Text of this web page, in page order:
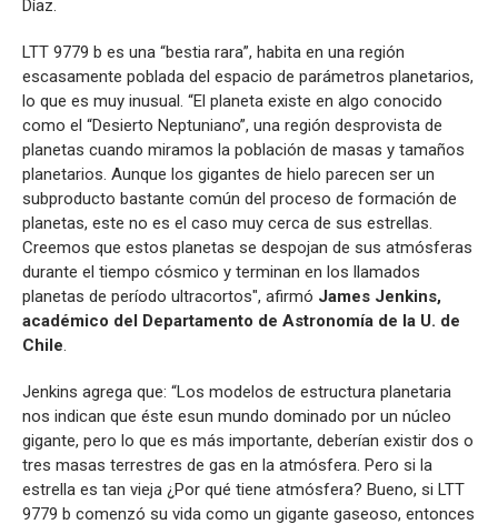
Díaz.
LTT 9779 b es una “bestia rara”, habita en una región
escasamente poblada del espacio de parámetros planetarios,
lo que es muy inusual. “El planeta existe en algo conocido
como el “Desierto Neptuniano”, una región desprovista de
planetas cuando miramos la población de masas y tamaños
planetarios. Aunque los gigantes de hielo parecen ser un
subproducto bastante común del proceso de formación de
planetas, este no es el caso muy cerca de sus estrellas.
Creemos que estos planetas se despojan de sus atmósferas
durante el tiempo cósmico y terminan en los llamados
planetas de período ultracortos", afirmó James Jenkins,
académico del Departamento de Astronomía de la U. de
Chile.
Jenkins agrega que: “Los modelos de estructura planetaria
nos indican que éste esun mundo dominado por un núcleo
gigante, pero lo que es más importante, deberían existir dos o
tres masas terrestres de gas en la atmósfera. Pero si la
estrella es tan vieja ¿Por qué tiene atmósfera? Bueno, si LTT
9779 b comenzó su vida como un gigante gaseoso, entonces